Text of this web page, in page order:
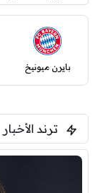
بايرن ميونيخ
ترند الأخبار